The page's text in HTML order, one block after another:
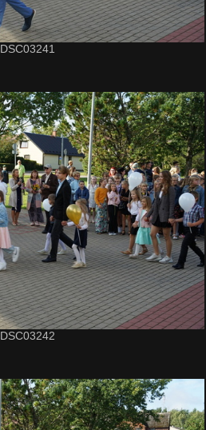
DSC03241
DSC03242